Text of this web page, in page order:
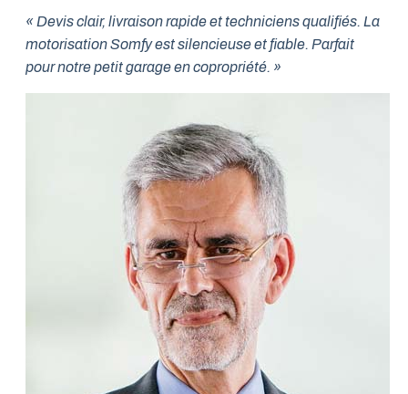
« Devis clair, livraison rapide et techniciens qualifiés. La
motorisation Somfy est silencieuse et fiable. Parfait
pour notre petit garage en copropriété. »